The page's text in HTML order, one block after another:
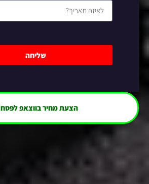
שליחה
הצעת מחיר בווצאפ לפסח